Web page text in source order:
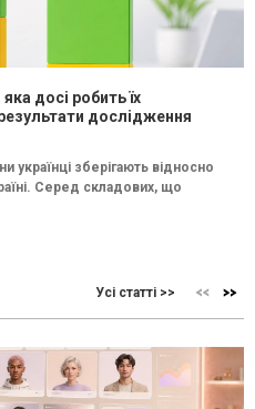
досі робить їх
дослідження
українці зберігають відносно
Серед складових, що
Усі статті >>